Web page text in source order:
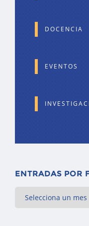
DOCENCIA
EVENTOS
ENTRADAS POR